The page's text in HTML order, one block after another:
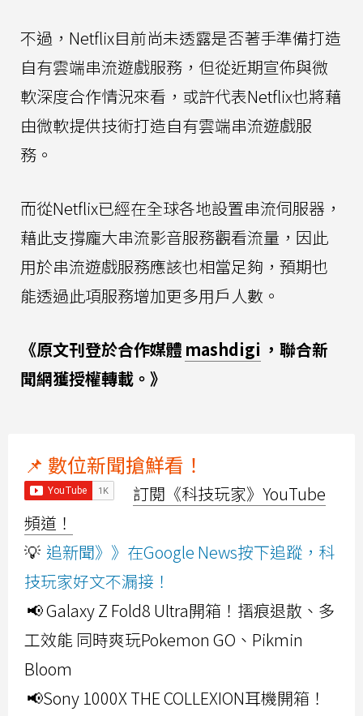
不過，Netflix目前尚未透露是否著手準備打造
自有雲端串流遊戲服務，但從近期宣佈與微
軟深度合作情況來看，或許代表Netflix也將藉
由微軟提供技術打造自有雲端串流遊戲服
務。
而從Netflix已經在全球各地設置串流伺服器，
藉此支撐龐大串流影音服務觀看流量，因此
用於串流遊戲服務應該也相當足夠，預期也
能透過此項服務增加更多用戶人數。
《原文刊登於合作媒體 mashdigi ，聯合新
聞網獲授權轉載。》
📌 數位新聞搶鮮看！
訂閱《科技玩家》YouTube
頻道！
💡 追新聞》》在Google News按下追蹤，科
技玩家好文不漏接！
📢 Galaxy Z Fold8 Ultra開箱！摺痕退散、多
工效能 同時爽玩Pokemon GO、Pikmin
Bloom
📢Sony 1000X THE COLLEXION耳機開箱！